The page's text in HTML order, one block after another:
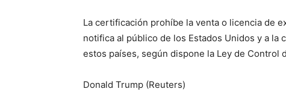
La certificación prohíbe la venta o licencia de
notifica al público de los Estados Unidos y a
estos países, según dispone la Ley de Control
Donald Trump (Reuters)